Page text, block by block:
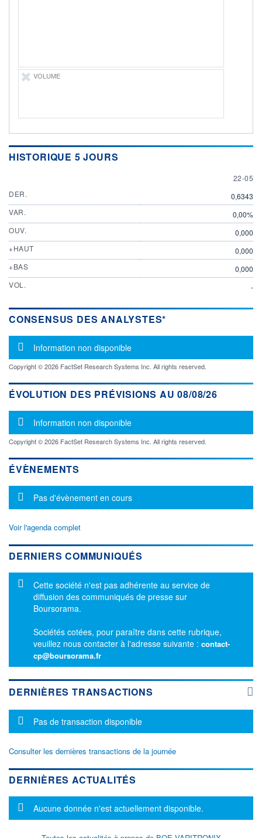
+ PORTEFEUILLE + LISTE
VOLUME
HISTORIQUE 5 JOURS
22 MAY
22-05
DER.
0,6343
VAR.
0,00%
OUV.
0,000
+HAUT
0,000
+BAS
0,000
VOL.
-
CONSENSUS DES ANALYSTES*
Message d'information
Information non disponible
Copyright © 2026 FactSet Research Systems Inc. All rights reserved.
ÉVOLUTION DES PRÉVISIONS AU 08/08/26
Message d'information
Information non disponible
Copyright © 2026 FactSet Research Systems Inc. All rights reserved.
ÉVÈNEMENTS
Message d'information
Pas d'évènement en cours
Voir l'agenda complet
DERNIERS COMMUNIQUÉS
Message d'information
Cette société n'est pas adhérente au service de
diffusion des communiqués de presse sur
Boursorama.
Sociétés cotées, pour paraître dans cette rubrique,
veuillez nous contacter à l'adresse suivante : contact-
cp@boursorama.fr
DERNIÈRES TRANSACTIONS
Message d'information
Pas de transaction disponible
Consulter les dernières transactions de la journée
DERNIÈRES ACTUALITÉS
Message d'information
Aucune donnée n'est actuellement disponible.